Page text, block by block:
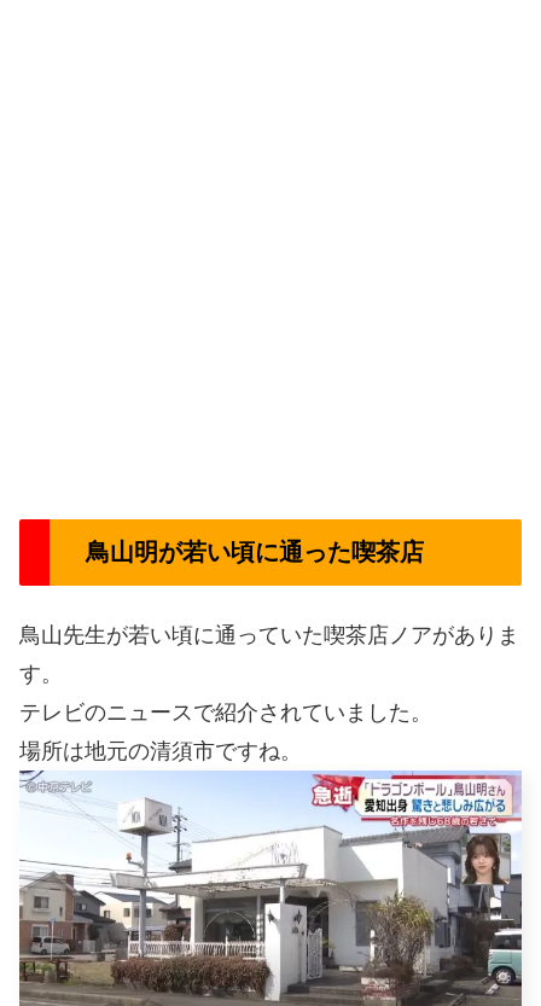
鳥山明が若い頃に通った喫茶店
鳥山先生が若い頃に通っていた喫茶店ノアがありま
す。
テレビのニュースで紹介されていました。
場所は地元の清須市ですね。